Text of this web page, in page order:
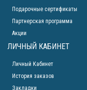
Подарочные сертификаты
Партнерская программа
Акции
ЛИЧНЫЙ КАБИНЕТ
Личный Кабинет
История заказов
Закладки